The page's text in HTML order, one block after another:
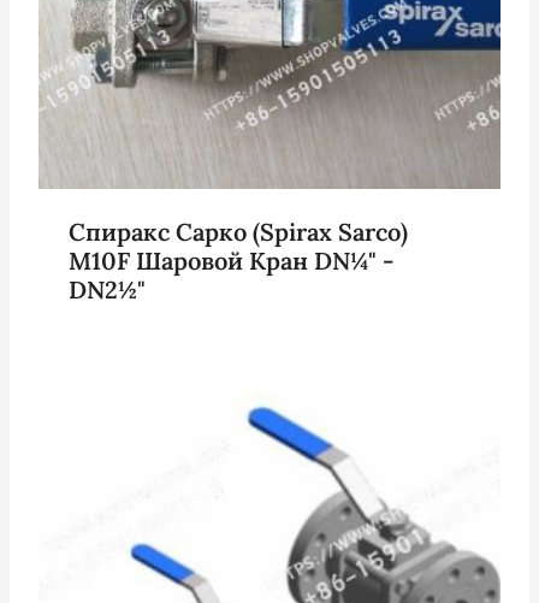
Спиракс Сарко (Spirax Sarco)
M10F Шаровой Кран DN¼" -
DN2½"